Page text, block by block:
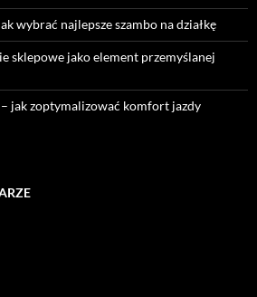
wybrać najlepsze szambo na działkę
sklepowe jako element przemyślanej
jak zoptymalizować komfort jazdy